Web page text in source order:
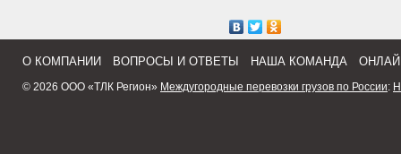
О КОМПАНИИ ВОПРОСЫ И ОТВЕТЫ НАША КОМАНДА
© 2026 ООО «ТЛК Регион» Междугородные перевозки грузов по России: